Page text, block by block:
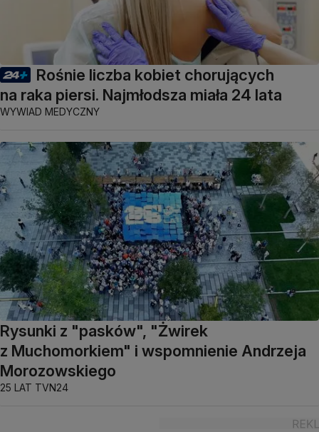
Rośnie liczba kobiet chorujących
na raka piersi. Najmłodsza miała 24 lata
WYWIAD MEDYCZNY
Rysunki z "pasków", "Żwirek
z Muchomorkiem" i wspomnienie Andrzeja
Morozowskiego
25 LAT TVN24